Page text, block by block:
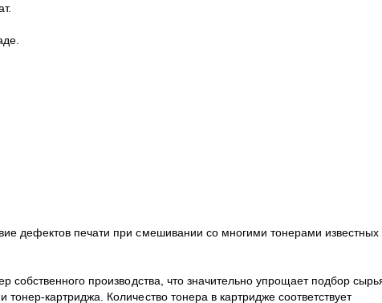
дефектов печати при смешивании со многими тонерами
собственного производства, что значительно упрощает подбор
картриджа. Количество тонера в картридже соответствует